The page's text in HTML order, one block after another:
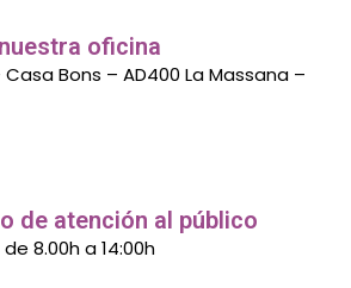
oficina
Casa Bons – AD400 La Massana –
de atención al público
8.00h a 14:00h